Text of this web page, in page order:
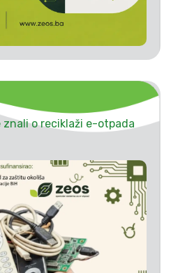
o reciklaži e-otpada